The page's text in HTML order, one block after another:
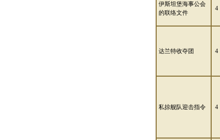
伊斯坦堡海事公会
的联络文件
4
达兰特收夺团 4
私掠舰队迎击指令 4